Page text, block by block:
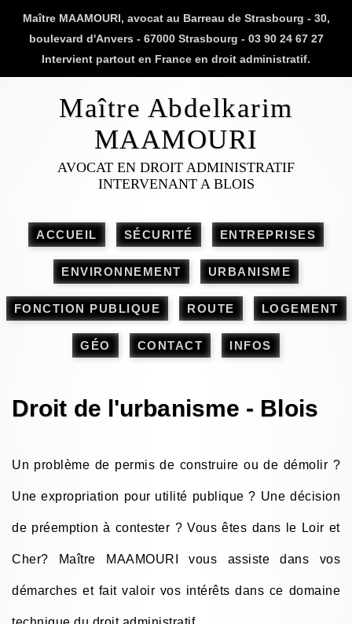
Maître MAAMOURI, avocat au Barreau de Strasbourg - 30,
boulevard d'Anvers - 67000 Strasbourg - 03 90 24 67 27
Intervient partout en France en droit administratif.
Maître Abdelkarim
MAAMOURI
AVOCAT EN DROIT ADMINISTRATIF
INTERVENANT A BLOIS
ACCUEIL SÉCURITÉ ENTREPRISES
ENVIRONNEMENT URBANISME
FONCTION PUBLIQUE ROUTE LOGEMENT
GÉO CONTACT INFOS
Droit de l'urbanisme - Blois
Un problème de permis de construire ou de démolir ?
Une expropriation pour utilité publique ? Une décision
de préemption à contester ? Vous êtes dans le Loir et
Cher? Maître MAAMOURI vous assiste dans vos
démarches et fait valoir vos intérêts dans ce domaine